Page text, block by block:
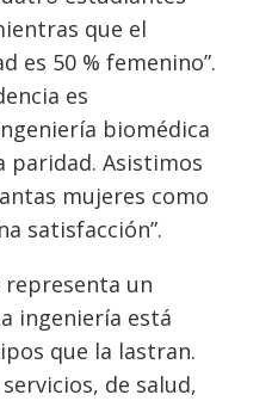
que el
es 50 % femenino”.
es
biomédica
paridad. Asistimos
mujeres como
satisfacción”.
representa un
ingeniería está
que la lastran.
de salud,